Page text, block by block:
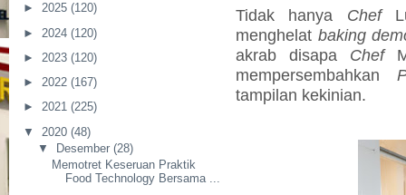
► 2025 (120)
► 2024 (120)
► 2023 (120)
► 2022 (167)
► 2021 (225)
▼ 2020 (48)
▼
Desember (28)
Memotret Keseruan Praktik
Food Technology Bersama ...
Tidak hanya Chef
menghelat baking
akrab disapa Chef
mempersembahkan
tampilan kekinian.